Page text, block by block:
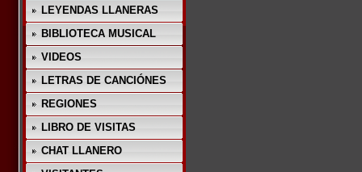
LEYENDAS LLANERAS
BIBLIOTECA MUSICAL
VIDEOS
LETRAS DE CANCIÓNES
REGIONES
LIBRO DE VISITAS
CHAT LLANERO